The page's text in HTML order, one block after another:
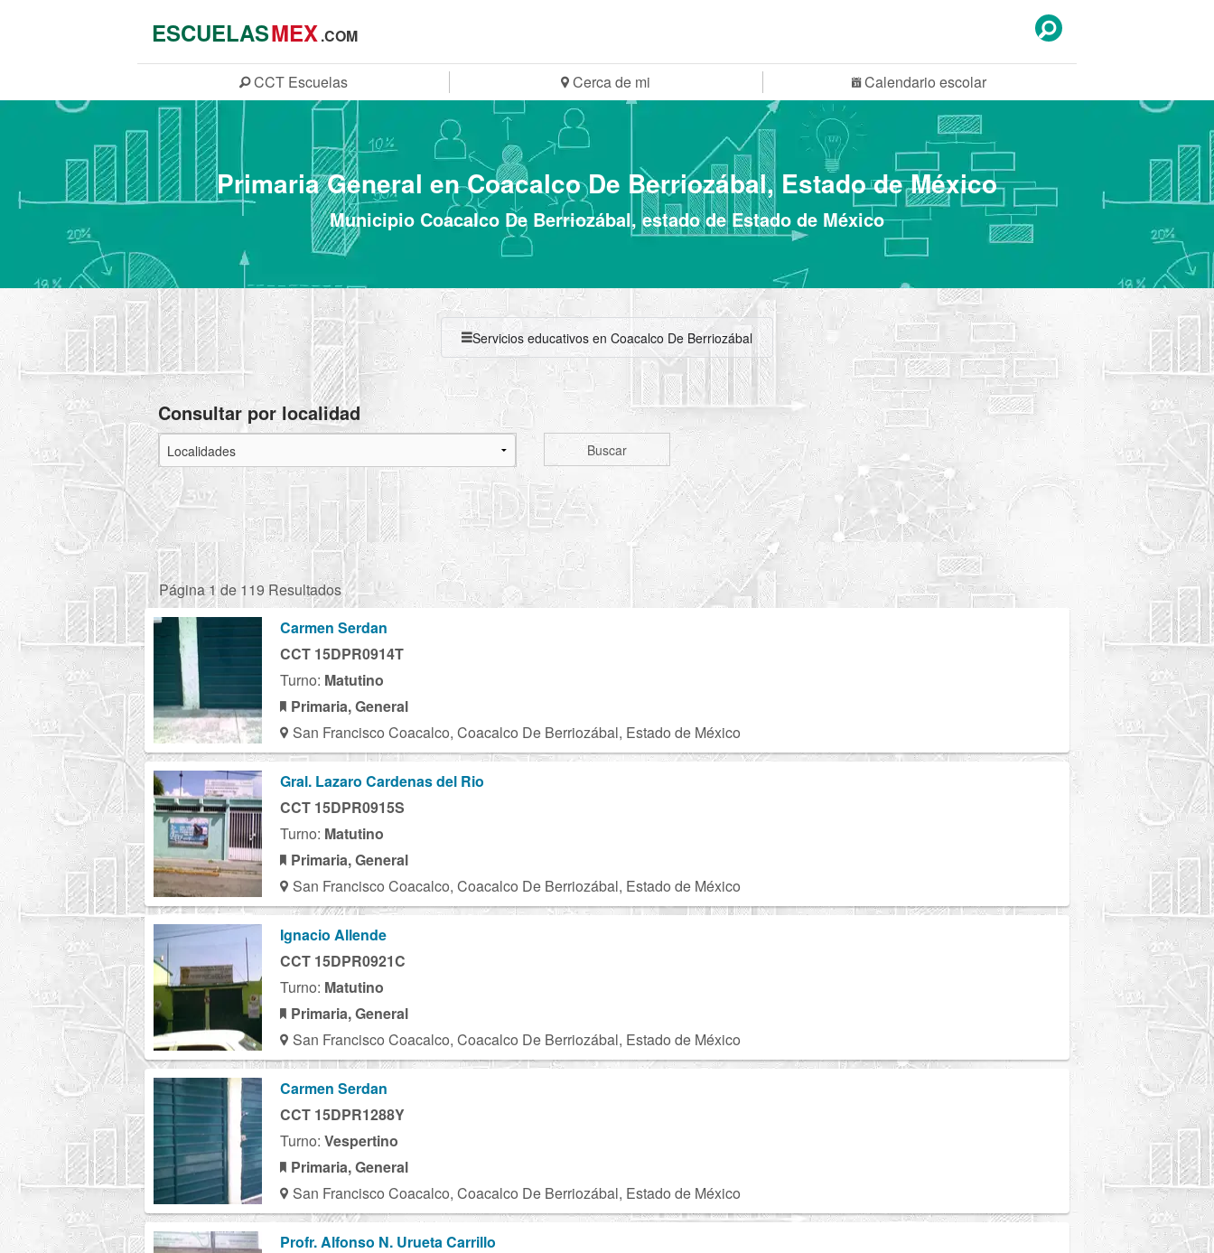
ESCUELASMEX.COM
CCT Escuelas Cerca de mi Calendario escolar
Primaria General en Coacalco De Berriozábal, Estado de México
Municipio Coacalco De Berriozábal, estado de Estado de México
Servicios educativos en Coacalco De Berriozábal
Consultar por localidad
Buscar
Página 1 de 119 Resultados
Carmen Serdan
CCT 15DPR0914T
Turno: Matutino
Primaria, General
San Francisco Coacalco, Coacalco De Berriozábal, Estado de México
Gral. Lazaro Cardenas del Rio
CCT 15DPR0915S
Turno: Matutino
Primaria, General
San Francisco Coacalco, Coacalco De Berriozábal, Estado de México
Ignacio Allende
CCT 15DPR0921C
Turno: Matutino
Primaria, General
San Francisco Coacalco, Coacalco De Berriozábal, Estado de México
Carmen Serdan
CCT 15DPR1288Y
Turno: Vespertino
Primaria, General
San Francisco Coacalco, Coacalco De Berriozábal, Estado de México
Profr. Alfonso N. Urueta Carrillo